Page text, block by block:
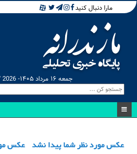
مارا دنبال کنید
جمعه ۱۶ مرداد ۱۴۰۵- Aug 7 2026